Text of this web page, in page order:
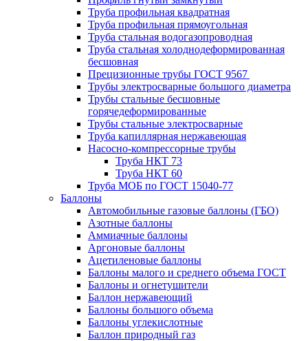
Труба профильная квадратная
Труба профильная прямоугольная
Труба стальная водогазопроводная
Труба стальная холоднодеформированная
бесшовная
Прецизионные трубы ГОСТ 9567
Трубы электросварные большого диаметра
Трубы стальные бесшовные
горячедеформированные
Трубы стальные электросварные
Труба капиллярная нержавеющая
Насосно-компрессорные трубы
Труба НКТ 73
Труба НКТ 60
Труба МОБ по ГОСТ 15040-77
Баллоны
Автомобильные газовые баллоны (ГБО)
Азотные баллоны
Аммиачные баллоны
Аргоновые баллоны
Ацетиленовые баллоны
Баллоны малого и среднего объема ГОСТ
Баллоны и огнетушители
Баллон нержавеющий
Баллоны большого объема
Баллоны углекислотные
Баллон природный газ